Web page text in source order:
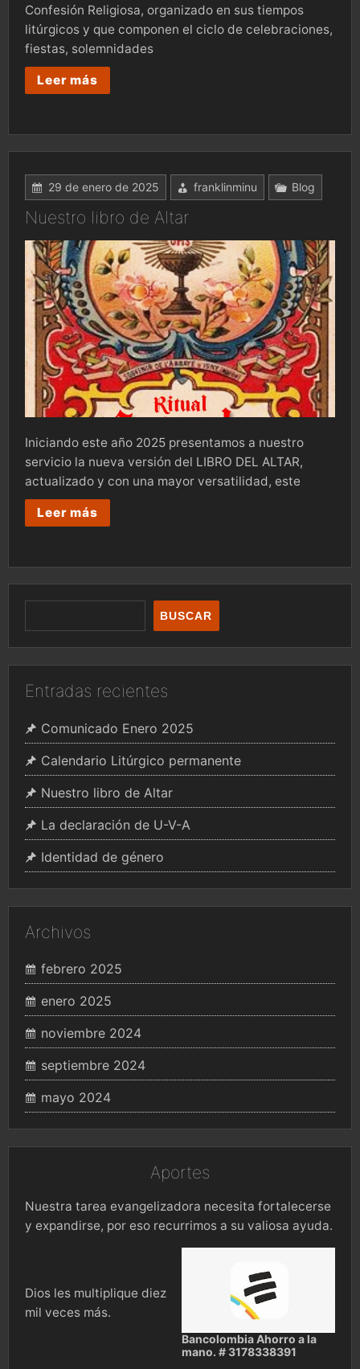
Confesión Religiosa, organizado en sus tiempos
litúrgicos y que componen el ciclo de celebraciones,
fiestas, solemnidades
Leer más
29 de enero de 2025 franklinminu Blog
Nuestro libro de Altar
Iniciando este año 2025 presentamos a nuestro
servicio la nueva versión del LIBRO DEL ALTAR,
actualizado y con una mayor versatilidad, este
Leer más
BUSCAR
Entradas recientes
Comunicado Enero 2025
Calendario Litúrgico permanente
Nuestro libro de Altar
La declaración de U-V-A
Identidad de género
Archivos
febrero 2025
enero 2025
noviembre 2024
septiembre 2024
mayo 2024
Aportes
Nuestra tarea evangelizadora necesita fortalecerse
y expandirse, por eso recurrimos a su valiosa ayuda.
Dios les multiplique diez
mil veces más.
Bancolombia Ahorro a la
mano. # 3178338391